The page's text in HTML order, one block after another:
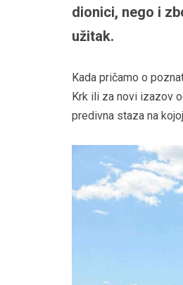
dionici, nego i
užitak.
Kada pričamo o
Krk ili za novi izazov
predivna staza na